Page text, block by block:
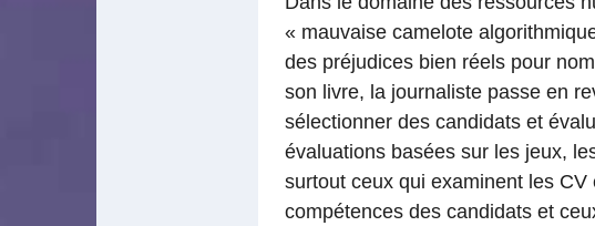
« mauvaise camelote
des préjudices bien réels pour
son livre, la journaliste passe en
sélectionner des candidats et
évaluations basées sur les jeux,
surtout ceux qui examinent les
compétences des candidats et